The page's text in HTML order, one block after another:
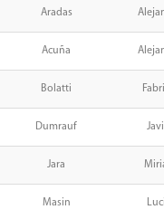
Aradas
Acuña
Bolatti
Dumrauf
Jara
Masin